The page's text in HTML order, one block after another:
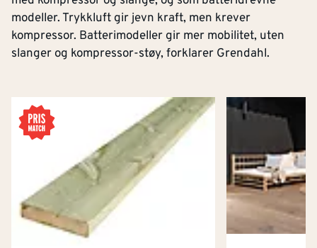
modeller. Trykkluft gir jevn kraft, men krever
kompressor. Batterimodeller gir mer mobilitet, uten
slanger og kompressor-støy, forklarer Grendahl.